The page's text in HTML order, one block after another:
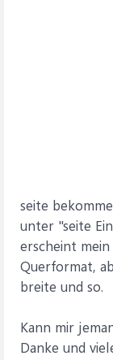
seite
unter "seite
erscheint
Querformat,
breite und so.
Kann mir
Danke und